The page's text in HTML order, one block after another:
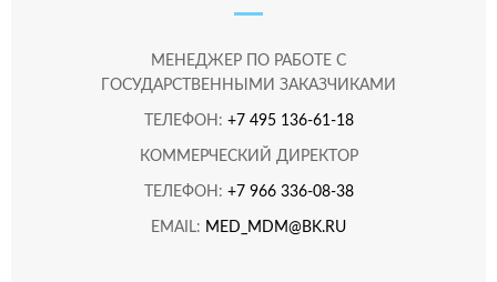
МЕНЕДЖЕР ПО РАБОТЕ С
ГОСУДАРСТВЕННЫМИ ЗАКАЗЧИКАМИ
ТЕЛЕФОН: +7 495 136-61-18
КОММЕРЧЕСКИЙ ДИРЕКТОР
ТЕЛЕФОН: +7 966 336-08-38
EMAIL: MED_MDM@BK.RU